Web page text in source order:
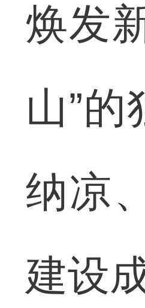
焕发
山”
纳凉
建设